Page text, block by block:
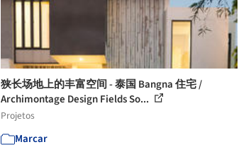
狭长场地上的丰富空间 - 泰国 Bangna 住宅 /
Archimontage Design Fields So...
Projetos
Marcar